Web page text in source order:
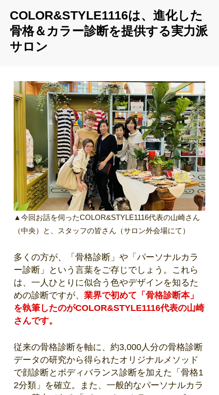
COLOR&STYLE1116は、進化した
骨格＆カラー診断を提供する実力派
サロン
▲今回お話を伺ったCOLOR&STYLE1116代表の山崎さん
（中央）と、スタッフの皆さん（サロン外会場にて）
多くの方が、「骨格診断」や「パーソナルカラ
ー診断」という言葉をご存じでしょう。これら
は、一人ひとりに似合う色やデザインを知るた
めの診断ですが、 業界で初めて「骨格診断本」
を執筆したのがCOLOR&STYLE1116代表の山崎
さんです。
従来の骨格診断を軸に、約3,000人分の骨格診断
データの研究から得られたオリジナルメソッド
で顔診断とボディバランス診断を加えた「骨格1
2分類」を確立。また、一般的なパーソナルカラ